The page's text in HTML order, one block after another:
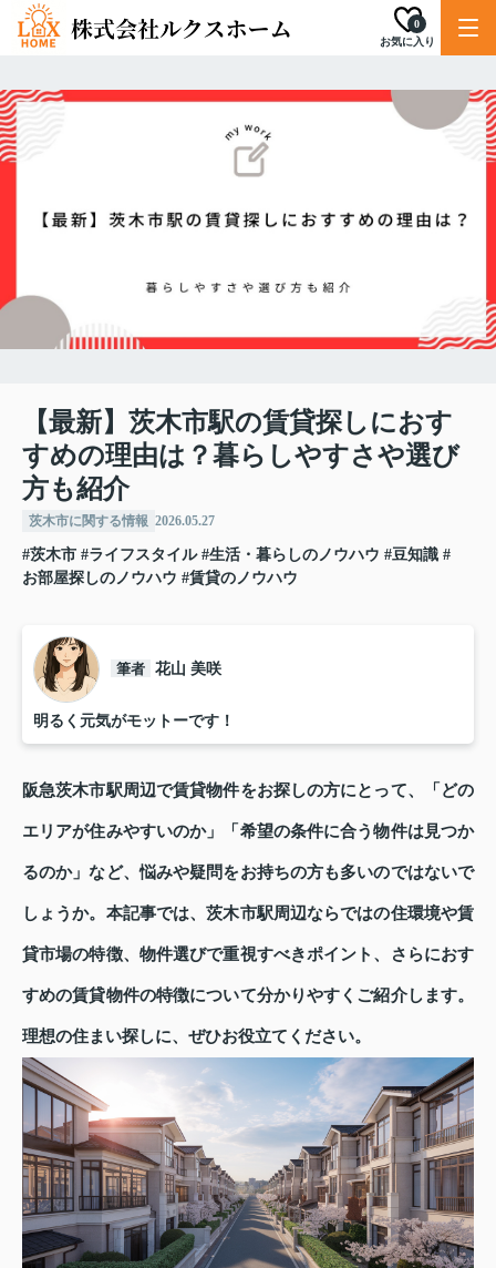
お気に入り
0
【最新】茨木市駅の賃貸探しにおす
すめの理由は？暮らしやすさや選び
方も紹介
茨木市に関する情報 2026.05.27
#茨木市 #ライフスタイル #生活・暮らしのノウハウ #豆知識 #
お部屋探しのノウハウ #賃貸のノウハウ
筆者 花山 美咲
明るく元気がモットーです！
阪急茨木市駅周辺で賃貸物件をお探しの方にとって、「どの
エリアが住みやすいのか」「希望の条件に合う物件は見つか
るのか」など、悩みや疑問をお持ちの方も多いのではないで
しょうか。本記事では、茨木市駅周辺ならではの住環境や賃
貸市場の特徴、物件選びで重視すべきポイント、さらにおす
すめの賃貸物件の特徴について分かりやすくご紹介します。
理想の住まい探しに、ぜひお役立てください。